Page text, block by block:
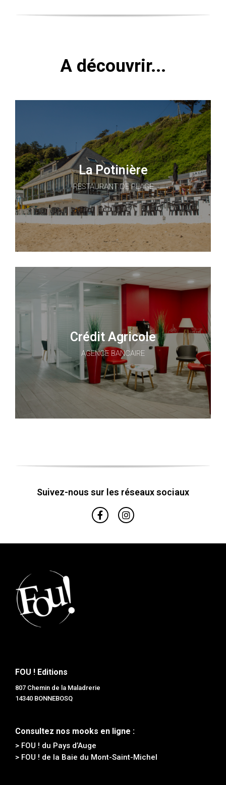
A découvrir...
La Potinière
RESTAURANT DE PLAGE
Crédit Agricole
AGENCE BANCAIRE
Suivez-nous sur les réseaux sociaux
FOU ! Editions
807 Chemin de la Maladrerie
14340 BONNEBOSQ
Consultez nos mooks en ligne :
> FOU ! du Pays d’Auge
> FOU ! de la Baie du Mont-Saint-Michel